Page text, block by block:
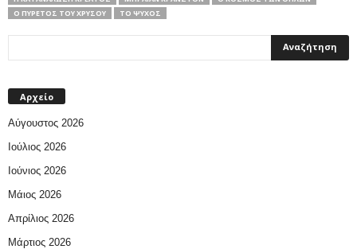
Ο ΠΥΡΕΤΌΣ ΤΟΥ ΧΡΥΣΟΎ
ΤΟ ΨΎΧΟΣ
Αρχείο
Αύγουστος 2026
Ιούλιος 2026
Ιούνιος 2026
Μάιος 2026
Απρίλιος 2026
Μάρτιος 2026